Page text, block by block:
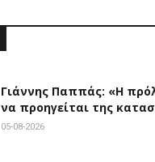
Γιάννης Παππάς: «Η
να προηγείται της
05-08-2026